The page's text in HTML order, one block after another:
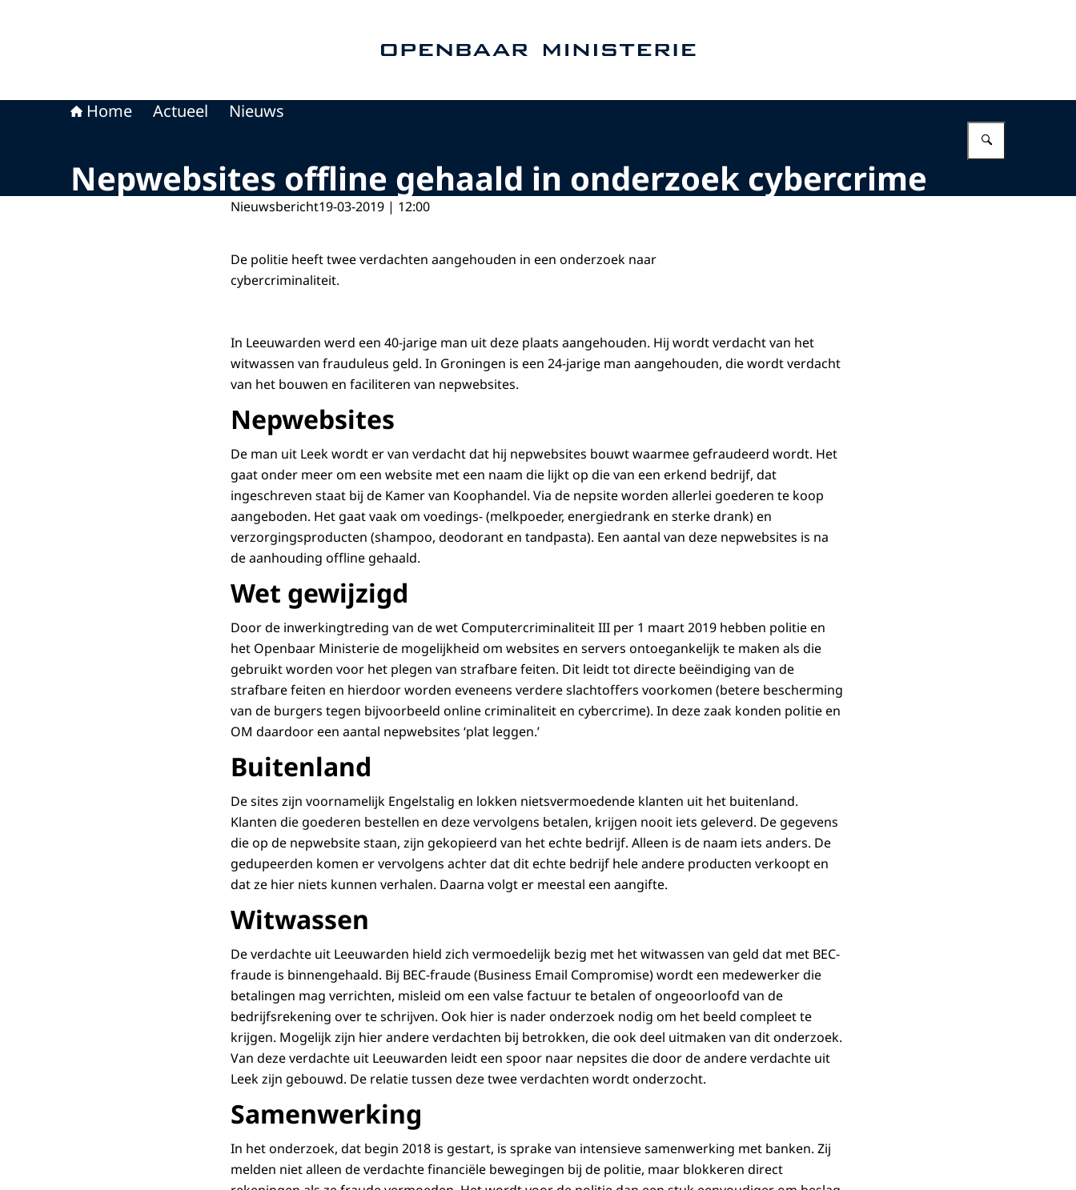
Home Actueel Nieuws
Nepwebsites offline gehaald in onderzoek cybercrime
Nieuwsbericht19-03-2019 | 12:00
De politie heeft twee verdachten aangehouden in een onderzoek naar
cybercriminaliteit.
In Leeuwarden werd een 40-jarige man uit deze plaats aangehouden. Hij wordt verdacht van het
witwassen van frauduleus geld. In Groningen is een 24-jarige man aangehouden, die wordt verdacht
van het bouwen en faciliteren van nepwebsites.
Nepwebsites
De man uit Leek wordt er van verdacht dat hij nepwebsites bouwt waarmee gefraudeerd wordt. Het
gaat onder meer om een website met een naam die lijkt op die van een erkend bedrijf, dat
ingeschreven staat bij de Kamer van Koophandel. Via de nepsite worden allerlei goederen te koop
aangeboden. Het gaat vaak om voedings- (melkpoeder, energiedrank en sterke drank) en
verzorgingsproducten (shampoo, deodorant en tandpasta). Een aantal van deze nepwebsites is na
de aanhouding offline gehaald.
Wet gewijzigd
Door de inwerkingtreding van de wet Computercriminaliteit III per 1 maart 2019 hebben politie en
het Openbaar Ministerie de mogelijkheid om websites en servers ontoegankelijk te maken als die
gebruikt worden voor het plegen van strafbare feiten. Dit leidt tot directe beëindiging van de
strafbare feiten en hierdoor worden eveneens verdere slachtoffers voorkomen (betere bescherming
van de burgers tegen bijvoorbeeld online criminaliteit en cybercrime). In deze zaak konden politie en
OM daardoor een aantal nepwebsites ‘plat leggen.’
Buitenland
De sites zijn voornamelijk Engelstalig en lokken nietsvermoedende klanten uit het buitenland.
Klanten die goederen bestellen en deze vervolgens betalen, krijgen nooit iets geleverd. De gegevens
die op de nepwebsite staan, zijn gekopieerd van het echte bedrijf. Alleen is de naam iets anders. De
gedupeerden komen er vervolgens achter dat dit echte bedrijf hele andere producten verkoopt en
dat ze hier niets kunnen verhalen. Daarna volgt er meestal een aangifte.
Witwassen
De verdachte uit Leeuwarden hield zich vermoedelijk bezig met het witwassen van geld dat met BEC-
fraude is binnengehaald. Bij BEC-fraude (Business Email Compromise) wordt een medewerker die
betalingen mag verrichten, misleid om een valse factuur te betalen of ongeoorloofd van de
bedrijfsrekening over te schrijven. Ook hier is nader onderzoek nodig om het beeld compleet te
krijgen. Mogelijk zijn hier andere verdachten bij betrokken, die ook deel uitmaken van dit onderzoek.
Van deze verdachte uit Leeuwarden leidt een spoor naar nepsites die door de andere verdachte uit
Leek zijn gebouwd. De relatie tussen deze twee verdachten wordt onderzocht.
Samenwerking
In het onderzoek, dat begin 2018 is gestart, is sprake van intensieve samenwerking met banken. Zij
melden niet alleen de verdachte financiële bewegingen bij de politie, maar blokkeren direct